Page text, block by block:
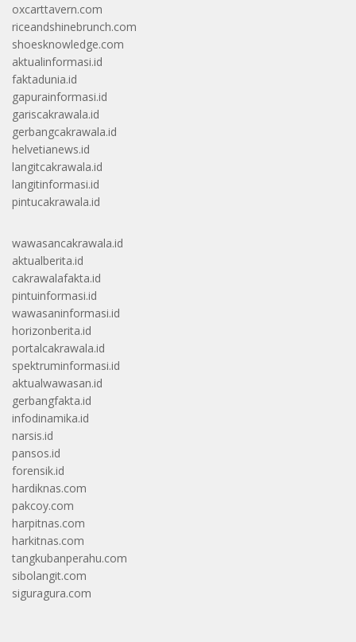
oxcarttavern.com
riceandshinebrunch.com
shoesknowledge.com
aktualinformasi.id
faktadunia.id
gapurainformasi.id
gariscakrawala.id
gerbangcakrawala.id
helvetianews.id
langitcakrawala.id
langitinformasi.id
pintucakrawala.id
wawasancakrawala.id
aktualberita.id
cakrawalafakta.id
pintuinformasi.id
wawasaninformasi.id
horizonberita.id
portalcakrawala.id
spektruminformasi.id
aktualwawasan.id
gerbangfakta.id
infodinamika.id
narsis.id
pansos.id
forensik.id
hardiknas.com
pakcoy.com
harpitnas.com
harkitnas.com
tangkubanperahu.com
sibolangit.com
siguragura.com